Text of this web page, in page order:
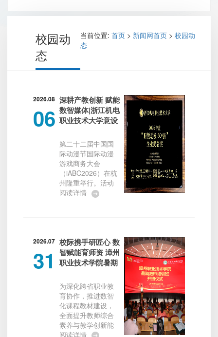
校园动
态
当前位置: 首页> 新闻网首页> 校园动
态
2026.08
06
深耕产教创新 赋能
数智媒体|浙江机电
职业技术大学意设
度“职教动漫50
强”提名奖
第二十二届中国国
际动漫节国际动漫
游戏商务大会
（iABC2026）在杭
州隆重举行。活动
汇聚全国百余所职
与创新发展态势。
凭借独具特色的校
企协同育人模式与
职业技术大学创意
设计学院数字媒体
艺术专业入围2026
年度“职教动漫50
强”提名奖。本次“职
阅读详情
2026.07
31
校际携手研匠心 数
智赋能育师资 漳州
职业技术学院暑期
机电职业技术大学
顺利开班
为深化跨省职业教
育协作，推进数智
化课程教材建设，
全面提升教师综合
素养与教学创新能
力，7月31日上午，
阅读详情